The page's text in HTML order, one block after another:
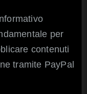
per
contenuti
tramite PayPal